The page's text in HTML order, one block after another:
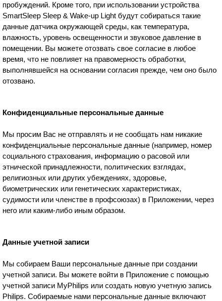
пробуждений. Кроме того, при использовании устройства
SmartSleep Sleep & Wake-up Light будут собираться такие
данные датчика окружающей среды, как температура,
влажность, уровень освещенности и звуковое давление в
помещении. Вы можете отозвать свое согласие в любое
время, что не повлияет на правомерность обработки,
выполнявшейся на основании согласия прежде, чем оно было
отозвано.
Конфиденциальные персональные данные
Мы просим Вас не отправлять и не сообщать нам никакие
конфиденциальные персональные данные (например, номер
социального страхования, информацию о расовой или
этнической принадлежности, политических взглядах,
религиозных или других убеждениях, здоровье,
биометрических или генетических характеристиках,
судимости или членстве в профсоюзах) в Приложении, через
него или каким-либо иным образом.
Данные учетной записи
Мы собираем Ваши персональные данные при создании
учетной записи. Вы можете войти в Приложение с помощью
учетной записи MyPhilips или создать новую учетную запись
Philips. Собираемые нами персональные данные включают